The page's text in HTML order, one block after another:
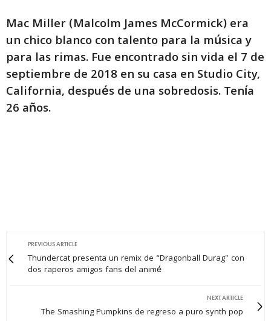
Mac Miller (Malcolm James McCormick) era
un chico blanco con talento para la música y
para las rimas. Fue encontrado sin vida el 7 de
septiembre de 2018 en su casa en Studio City,
California, después de una sobredosis. Tenía
26 años.
PREVIOUS ARTICLE
Thundercat presenta un remix de “Dragonball Durag" con
dos raperos amigos fans del animé
NEXT ARTICLE
The Smashing Pumpkins de regreso a puro synth pop